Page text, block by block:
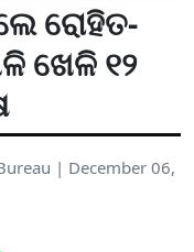
ରୋହିତ-
ଖେଳି ୧୨
| December 06,